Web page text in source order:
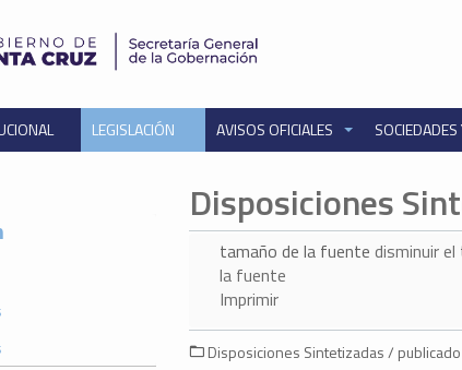
LEGISLACIÓN AVISOS OFICIALES
Disposiciones
tamaño de la fuente disminuir
la fuente
Imprimir
Disposiciones Sintetizadas /